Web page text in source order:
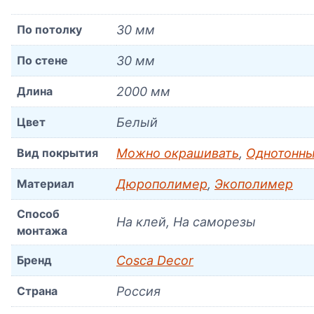
По потолку 30 мм
По стене 30 мм
Длина 2000 мм
Цвет Белый
Вид покрытия Можно окрашивать,
Материал Дюрополимер, Экополимер
Способ
монтажа
На клей, На саморезы
Бренд Cosca Decor
Страна Россия